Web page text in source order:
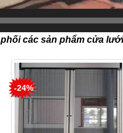
các sản phẩm cửa
-24%